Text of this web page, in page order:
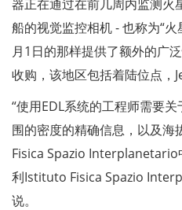
器正在通过在前几周内监测火
船的视觉监控相机 - 也称为“
月1日的那样提供了额外的广
收购，该地区包括着陆位点，
“使用EDL系统的工程师需要
围的密度的精确信息，以及
Fisica Spazio
利Istituto Fisica Spazio
说。